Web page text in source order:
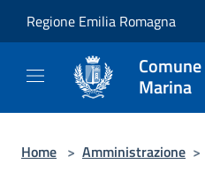
Regione Emilia Romagna
Marina
Home > Amministrazione >